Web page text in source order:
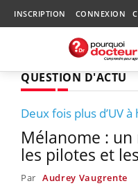
INSCRIPTION CONNEXION
QUESTION D'ACTU
Deux fois plus d’UV
Mélanome :
les pilotes et
Par Audrey Vaugrente